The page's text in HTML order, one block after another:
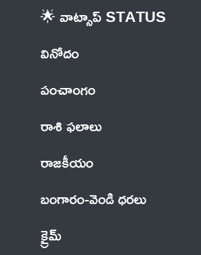
🌟 వాట్సాప్ STATUS
వినోదం
పంచాంగం
రాశి ఫలాలు
రాజకీయం
బంగారం-వెండి ధరలు
క్రైమ్